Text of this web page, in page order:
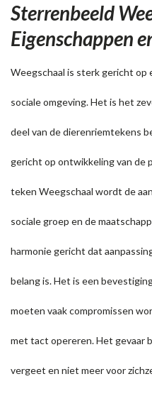
Sterrenbeeld
Eigenschappen
Weegschaal is sterk gericht op
sociale omgeving. Het is het
deel van de dierenriemtekens
gericht op ontwikkeling van de
teken Weegschaal wordt de
sociale groep en de
harmonie gericht dat
belang is. Het is een
moeten vaak compromissen
met tact opereren. Het gevaar
vergeet en niet meer voor